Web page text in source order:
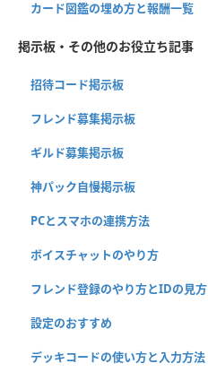
カード図鑑の埋め方と報酬一覧
掲示板・その他のお役立ち記事
招待コード掲示板
フレンド募集掲示板
ギルド募集掲示板
神パック自慢掲示板
PCとスマホの連携方法
ボイスチャットのやり方
フレンド登録のやり方とIDの見方
設定のおすすめ
デッキコードの使い方と入力方法